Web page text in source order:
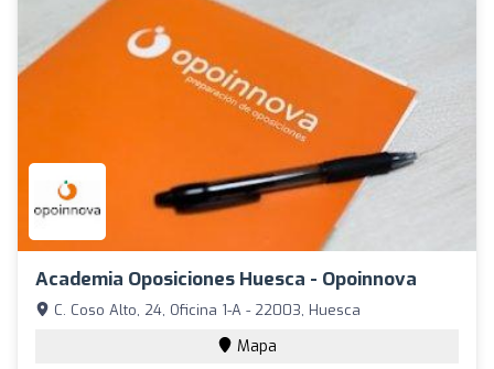
Academia Oposiciones Huesca - Opoinnova
C. Coso Alto, 24, Oficina 1-A - 22003, Huesca
Mapa